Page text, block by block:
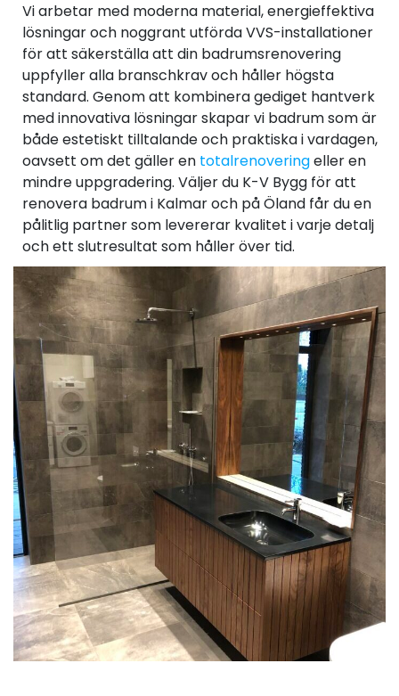
Vi arbetar med moderna material, energieffektiva
lösningar och noggrant utförda VVS-installationer
för att säkerställa att din badrumsrenovering
uppfyller alla branschkrav och håller högsta
standard. Genom att kombinera gediget hantverk
med innovativa lösningar skapar vi badrum som är
både estetiskt tilltalande och praktiska i vardagen,
oavsett om det gäller en totalrenoveringeller en
mindre uppgradering. Väljer du K-V Bygg för att
renovera badrum i Kalmar och på Öland får du en
pålitlig partner som levererar kvalitet i varje detalj
och ett slutresultat som håller över tid.